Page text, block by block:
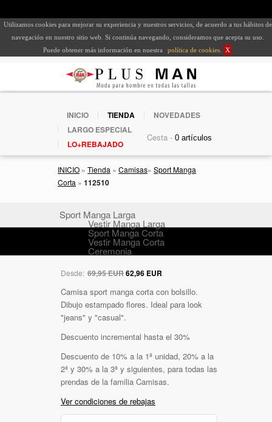
Utilizamos cookies para mejorar su experiencia y nuestros servicios, de acuerdo a tus hábitos de
navegación en nuestro sitio web. Si continúa navegando, consideramos que acepta su uso.
Puede obtener más información en nuestra
política de cookies X
INICIO TIENDA
NOVEDADES
LARGO ESPECIAL
LO+REBAJADO
Cesta -
INICIO » Tienda » Camisas» Sport Manga
Corta » 112510
Sport Manga Larga
Vestir Manga Larga
Sport Manga Corta
Vestir Manga Corta
Ceremonia
Desde: 69,95 EUR62,96 EUR
Camisa sport manga corta con bolsillo.
Dibujo estampado flores. Ideal para look
"jeans" y "casual".
Descuento incremental hasta el 30%
Descuento de 10% a la 1ª unidad, 20% a la
2ª y 30% a la 3ª y siguientes, para todas las
prendas de la familia Camisas.
Ver condiciones de rebajas